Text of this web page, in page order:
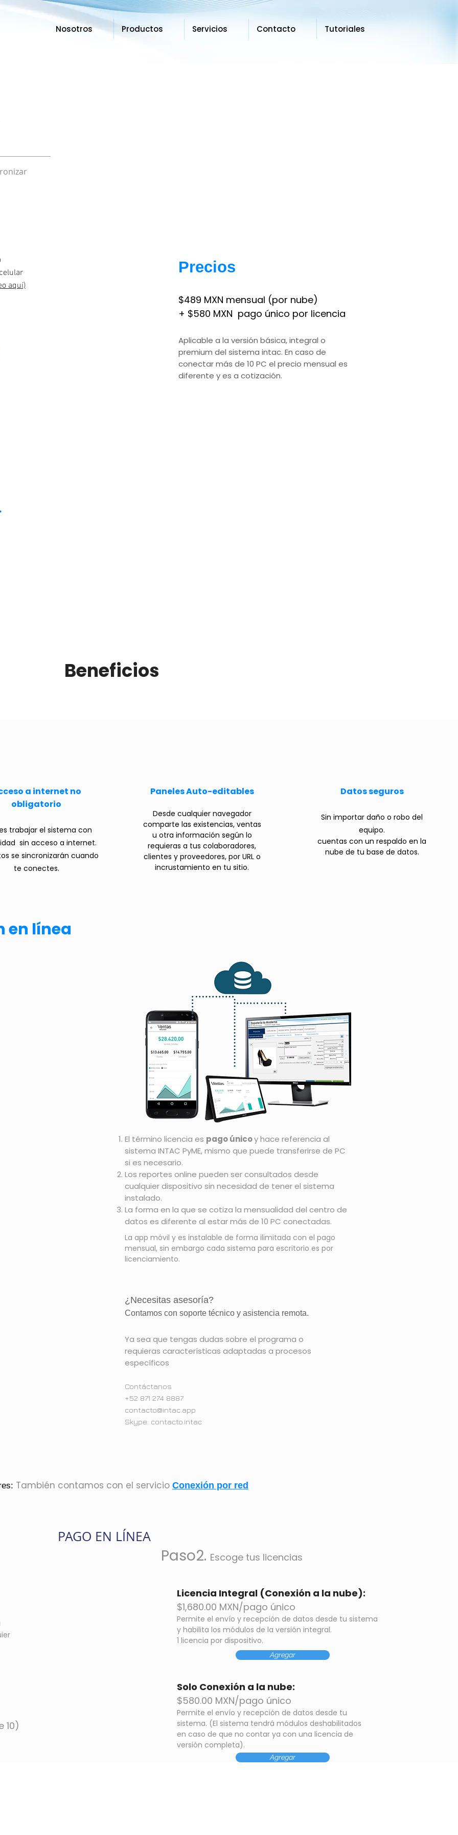
Nosotros Productos Servicios Contacto Tutoriales
aquí)
Precios
$489 MXN mensual (por nube)
+ $580 MXN pago único por licencia
Aplicable a la versión básica, integral o
premium del sistema intac. En caso de
conectar más de 10 PC el precio mensual es
diferente y es a cotización.
Beneficios
en línea
El término licencia es pago únicoy hace referencia al
sistema INTAC PyME, mismo que puede transferirse de PC
si es necesario.
Los reportes online pueden ser consultados desde
cualquier dispositivo sin necesidad de tener el sistema
instalado.
La forma en la que se cotiza la mensualidad del centro de
datos es diferente al estar más de 10 PC conectadas.
La app móvil y es instalable de forma ilimitada con el pago
mensual, sin embargo cada sistema para escritorio es por
licenciamiento.
¿Necesitas asesoría?
Contamos con soporte técnico y asistencia remota.
Ya sea que tengas dudas sobre el programa o
requieras características adaptadas a procesos
específicos
Contáctanos
+52 871 274 8887
contacto@intac.app
Skype: contacto.intac
También contamos con el servicio Conexión por red
PAGO EN LÍNEA
10)
Paso2. Escoge tus licencias
Licencia Integral (Conexión a la nube):
$1,680.00 MXN/pago único
Permite el envío y recepción de datos desde tu sistema
y habilita los módulos de la versión integral.
1 licencia por dispositivo.
Agregar
Solo Conexión a la nube:
$580.00 MXN/pago único
Permite el envío y recepción de datos desde tu
sistema. (El sistema tendrá módulos deshabilitados
en caso de que no contar ya con una licencia de
versión completa).
Agregar
a internet no
obligatorio
trabajar el sistema con
sin acceso a internet.
se sincronizarán cuando
te conectes.
Paneles Auto-editables
Desde cualquier navegador
comparte las existencias, ventas
u otra información según lo
requieras a tus colaboradores,
clientes y proveedores, por URL o
incrustamiento en tu sitio.
Datos seguros
Sin importar daño o robo del
equipo.
cuentas con un respaldo en la
nube de tu base de datos.